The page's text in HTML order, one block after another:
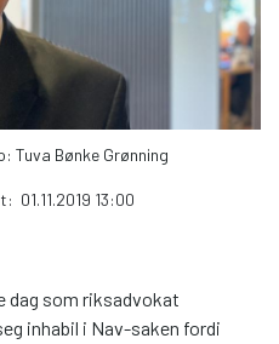
Tuva Bønke Grønning
01.11.2019 13:00
dag som riksadvokat
inhabil i Nav-saken fordi